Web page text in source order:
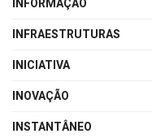
INFORMAÇÃO
INFRAESTRUTURAS
INICIATIVA
INOVAÇÃO
INSTANTÂNEO